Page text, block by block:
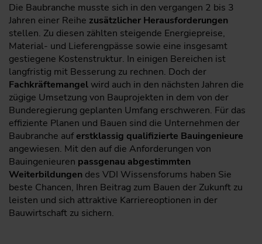
Die Baubranche musste sich in den vergangen 2 bis 3
Jahren einer Reihe zusätzlicher Herausforderungen
stellen. Zu diesen zählten steigende Energiepreise,
Material- und Lieferengpässe sowie eine insgesamt
gestiegene Kostenstruktur. In einigen Bereichen ist
langfristig mit Besserung zu rechnen. Doch der
Fachkräftemangelwird auch in den nächsten Jahren die
zügige Umsetzung von Bauprojekten in dem von der
Bunderegierung geplanten Umfang erschweren. Für das
effiziente Planen und Bauen sind die Unternehmen der
Baubranche auferstklassig qualifizierte Bauingenieure
angewiesen. Mit den auf die Anforderungen von
Bauingenieuren passgenau abgestimmten
Weiterbildungen des VDI Wissensforums haben Sie
beste Chancen, Ihren Beitrag zum Bauen der Zukunft zu
leisten und sich attraktive Karriereoptionen in der
Bauwirtschaft zu sichern.